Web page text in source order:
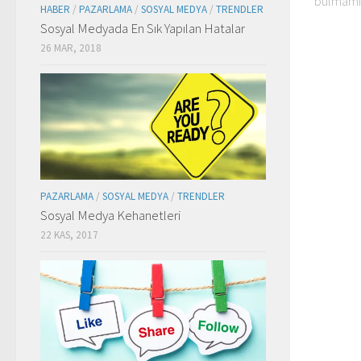
HABER / PAZARLAMA / SOSYAL MEDYA / TRENDLER
Sosyal Medyada En Sık Yapılan Hatalar
26 MAR, 2018
PAZARLAMA / SOSYAL MEDYA / TRENDLER
Sosyal Medya Kehanetleri
22 KAS, 2017